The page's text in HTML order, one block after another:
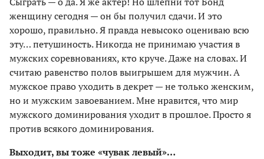
женщину сегодня — он бы получил сдачи. И это
хорошо, правильно. Я правда невысоко оцениваю всю
эту… петушиность. Никогда не принимаю участия в
мужских соревнованиях, кто круче. Даже на словах. И
считаю равенство полов выигрышем для мужчин. А
мужское право уходить в декрет — не только женским,
но и мужским завоеванием. Мне нравится, что мир
мужского доминирования уходит в прошлое. Просто я
против всякого доминирования.
Выходит, вы тоже «чувак левый»…